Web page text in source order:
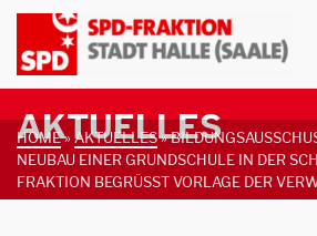
AKTUELLES
HOME»AKTUELLES»
EUBAU EINER GRUNDSCHULE IN DER
AKTION BEGRÜSST VORLAGE DER